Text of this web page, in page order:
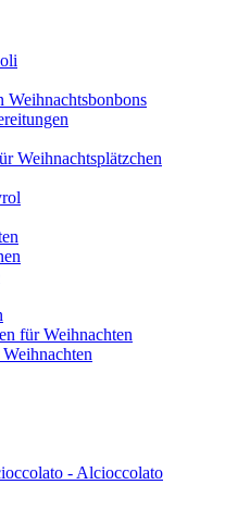
Weihnachtsplätzchen
für Weihnachten